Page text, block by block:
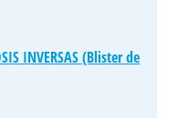
INVERSAS (Blister de